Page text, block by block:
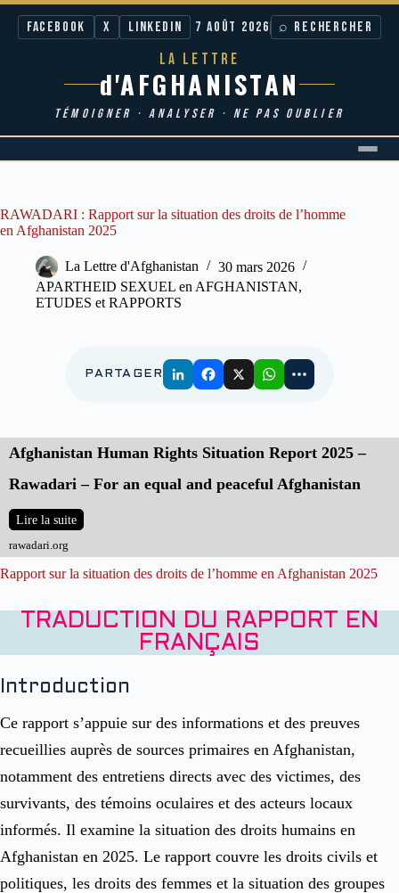
Facebook X LinkedIn 7 AOÛT 2026 ⌕ RECHERCHER
LA LETTRE
d'AFGHANISTAN
TÉMOIGNER · ANALYSER · NE PAS OUBLIER
RAWADARI : Rapport sur la situation des droits de l’homme
en Afghanistan 2025
La Lettre d'Afghanistan
30 mars 2026
APARTHEID SEXUEL en AFGHANISTAN,
ETUDES et RAPPORTS
PARTAGER
Afghanistan Human Rights Situation Report 2025 –
Rawadari – For an equal and peaceful Afghanistan
Lire la suite
rawadari.org
Rapport sur la situation des droits de l’homme en Afghanistan 2025
TRADUCTION DU RAPPORT EN
FRANÇAIS
Introduction
Ce rapport s’appuie sur des informations et des preuves
recueillies auprès de sources primaires en Afghanistan,
notamment des entretiens directs avec des victimes, des
survivants, des témoins oculaires et des acteurs locaux
informés. Il examine la situation des droits humains en
Afghanistan en 2025. Le rapport couvre les droits civils et
politiques, les droits des femmes et la situation des groupes